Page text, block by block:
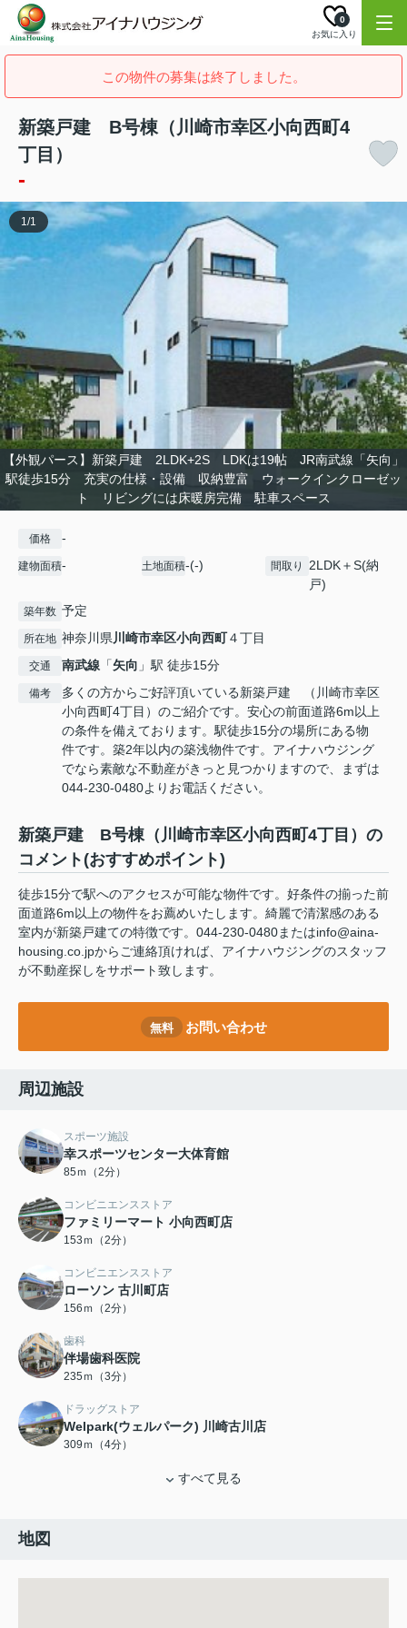
お気に入り
0
この物件の募集は終了しました。
新築戸建 B号棟（川崎市幸区小向西町4
丁目）
-
【外観パース】新築戸建 2LDK+2S LDKは19帖 JR南武線「矢向」
駅徒歩15分 充実の仕様・設備 収納豊富 ウォークインクローゼッ
ト リビングには床暖房完備 駐車スペース
1/1
価格 -
建物面積- 土地面積-(-) 間取り
2LDK＋S(納
戸)
築年数 予定
所在地 神奈川県川崎市幸区小向西町４丁目
交通 南武線 「矢向 」駅 徒歩15分
備考
多くの方からご好評頂いている新築戸建 （川崎市幸区
小向西町4丁目）のご紹介です。安心の前面道路6m以上
の条件を備えております。駅徒歩15分の場所にある物
件です。築2年以内の築浅物件です。アイナハウジング
でなら素敵な不動産がきっと見つかりますので、まずは
044-230-0480よりお電話ください。
新築戸建 B号棟（川崎市幸区小向西町4丁目）の
コメント(おすすめポイント)
徒歩15分で駅へのアクセスが可能な物件です。好条件の揃った前
面道路6m以上の物件をお薦めいたします。綺麗で清潔感のある
室内が新築戸建ての特徴です。044-230-0480またはinfo@aina-
housing.co.jpからご連絡頂ければ、アイナハウジングのスタッフ
が不動産探しをサポート致します。
無料 お問い合わせ
周辺施設
スポーツ施設
幸スポーツセンター大体育館
85ｍ（2分）
コンビニエンスストア
ファミリーマート 小向西町店
153ｍ（2分）
コンビニエンスストア
ローソン 古川町店
156ｍ（2分）
歯科
伴場歯科医院
235ｍ（3分）
ドラッグストア
Welpark(ウェルパーク) 川崎古川店
309ｍ（4分）
すべて見る
地図